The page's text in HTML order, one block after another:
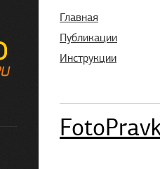
Главная
Публикации
Инструкции